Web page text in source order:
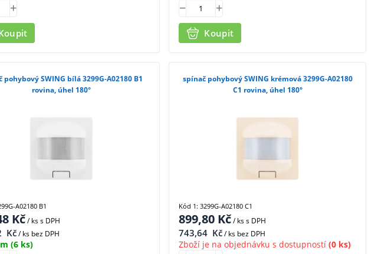
Koupit
pohybový SWING bílá 3299G-A02180 B1
rovina, úhel 180°
Kč/ kss DPH
Kč/ ks bez DPH
(6 ks)
A02180 B1
spínač pohybový SWING krémová 3299G-A02180
C1 rovina, úhel 180°
899,80 Kč/ kss DPH
743,64 Kč/ ks bez DPH
Zboží je na objednávku s dostupností (0 ks)
Kód 1: 3299G-A02180 C1